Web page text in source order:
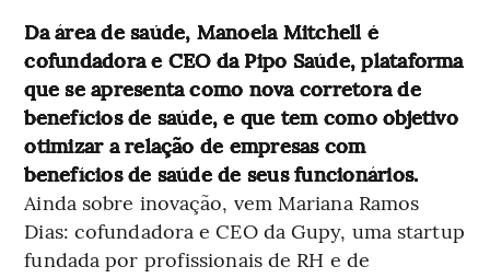
Da área de saúde, Manoela Mitchell é
cofundadora e CEO da Pipo Saúde, plataforma
que se apresenta como nova corretora de
benefícios de saúde, e que tem como objetivo
otimizar a relação de empresas com
benefícios de saúde de seus funcionários.
Ainda sobre inovação, vem Mariana Ramos
Dias: cofundadora e CEO da Gupy, uma startup
fundada por profissionais de RH e de